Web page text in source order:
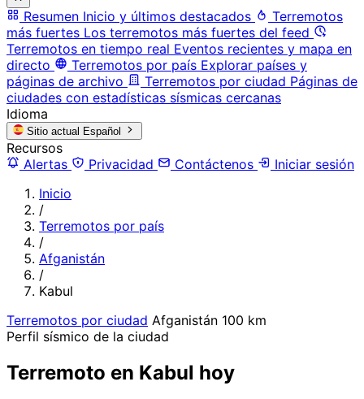
Resumen Inicio y últimos destacados
Terremotos
más fuertes Los terremotos más fuertes del feed
Terremotos en tiempo real Eventos recientes y mapa en
directo
Terremotos por país Explorar países y
páginas de archivo
Terremotos por ciudad Páginas de
ciudades con estadísticas sísmicas cercanas
Idioma
Sitio actual Español
Recursos
Alertas
Privacidad Contáctenos
Iniciar sesión
Inicio
/
Terremotos por país
/
Afganistán
/
Kabul
Terremotos por ciudad Afganistán 100 km
Perfil sísmico de la ciudad
Terremoto en Kabul hoy